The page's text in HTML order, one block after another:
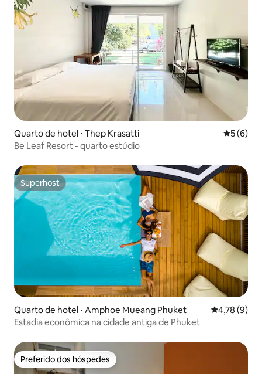
Quarto de hotel ⋅ Thep Krasatti 5 de
5 (6)
Be Leaf Resort - quarto estúdio
Superhost
Superhost
Quarto de hotel ⋅ Amphoe Mueang Phuket 4,78 de
4,78 (9)
Estadia econômica na cidade antiga de Phuket
Preferido dos hóspedes
Preferido dos hóspedes